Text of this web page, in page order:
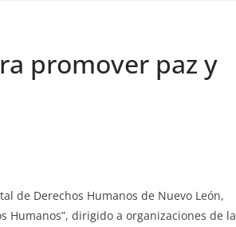
promover paz y
de Derechos Humanos de Nuevo León,
Humanos”, dirigido a organizaciones de la